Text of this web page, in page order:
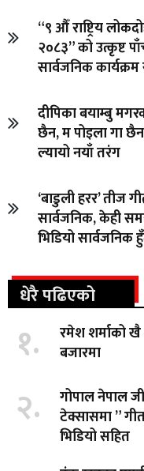
“९ औँ राष्ट्रिय
२०८३” को उत्कृष्ट
सार्वजनिक कार्यक्रम
दीपिका बयाम्बु
छैन, म पोइला गा
ल्यायो नयाँ तरंग
‘बाडुली हरर’ तीज
सार्वजनिक, केही
भिडियो सार्वजनिक
धेरै पढिएको
१.
रमेश शर्माको
बजारमा
२.
गोपाल नेपाल
टेक्सासमा ”
भिडियो सहित